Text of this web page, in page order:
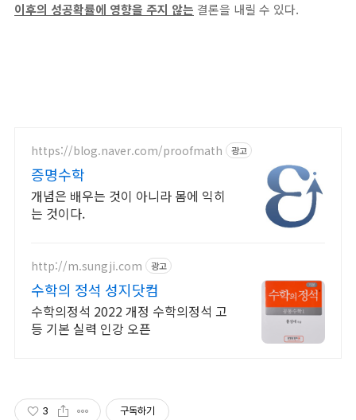
이후의 성공확률에 영향을 주지 않는 결론을 내릴 수 있다.
https://blog.naver.com/proofmath 광고
증명수학
개념은 배우는 것이 아니라 몸에 익히
는 것이다.
http://m.sungji.com 광고
수학의 정석 성지닷컴
수학의정석 2022 개정 수학의정석 고
등 기본 실력 인강 오픈
3 구독하기